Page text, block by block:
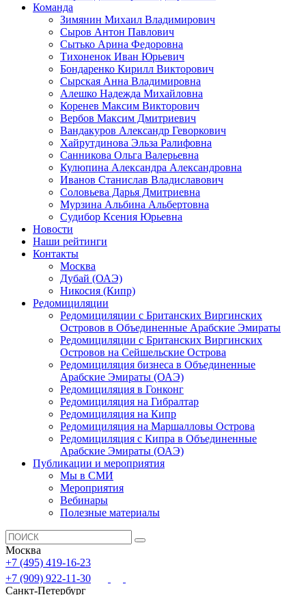
Команда
Зимянин Михаил Владимирович
Сыров Антон Павлович
Сытько Арина Федоровна
Тихоненок Иван Юрьевич
Бондаренко Кирилл Викторович
Сырская Анна Владимировна
Алешко Надежда Михайловна
Коренев Максим Викторович
Вербов Максим Дмитриевич
Вандакуров Александр Геворкович
Хайрутдинова Эльза Ралифовна
Санникова Ольга Валерьевна
Кулюпина Александра Александровна
Иванов Станислав Владиславович
Соловьева Дарья Дмитриевна
Мурзина Альбина Альбертовна
Судибор Ксения Юрьевна
Новости
Наши рейтинги
Контакты
Москва
Дубай (ОАЭ)
Никосия (Кипр)
Редомициляции
Редомициляции с Британских Виргинских
Островов в Объединенные Арабские Эмираты
Редомициляции с Британских Виргинских
Островов на Сейшельские Острова
Редомициляция бизнеса в Объединенные
Арабские Эмираты (ОАЭ)
Редомициляция в Гонконг
Редомициляция на Гибралтар
Редомициляция на Кипр
Редомициляция на Маршалловы Острова
Редомициляция с Кипра в Объединенные
Арабские Эмираты (ОАЭ)
Публикации и мероприятия
Мы в СМИ
Мероприятия
Вебинары
Полезные материалы
Москва
+7 (495) 419-16-23
+7 (909) 922-11-30
Санкт-Петербург